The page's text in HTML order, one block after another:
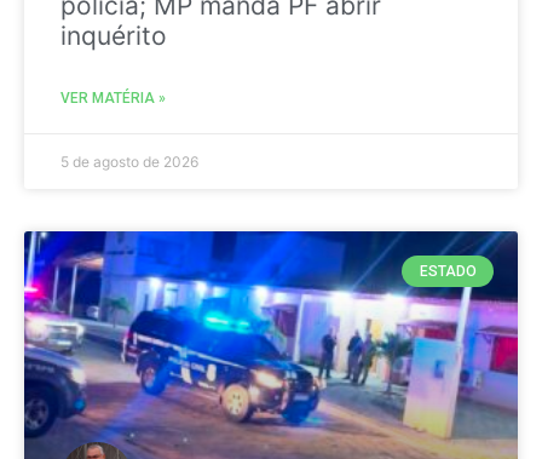
inquérito
VER MATÉRIA »
5 de agosto de 2026
ESTADO